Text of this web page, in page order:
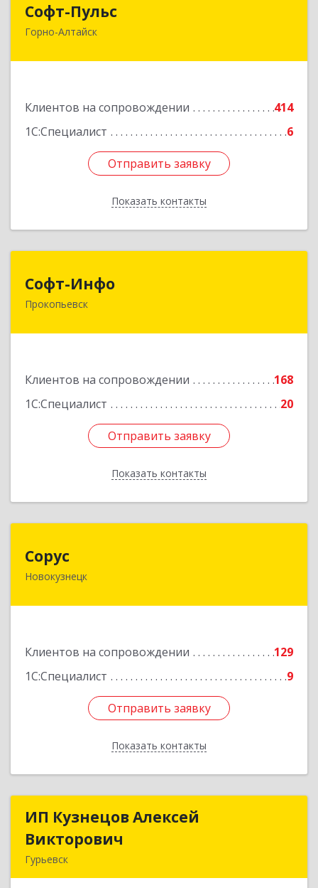
Софт-Пульс
Горно-Алтайск
Клиентов на сопровождении
414
1С:Специалист
6
Отправить заявку
Показать контакты
649006, Алтай Респ, Горно-Алтайск г,
Отправить заявку
Назад
Софт-Инфо
Прокопьевск
Клиентов на сопровождении
168
1С:Специалист
20
Отправить заявку
Показать контакты
653039, Кемеровская область - Кузбасс,
Подробнее
Отправить заявку
Назад
Сорус
Новокузнецк
Клиентов на сопровождении
129
1С:Специалист
9
Отправить заявку
Показать контакты
654005, Кемеровская область - Кузбасс,
Подробнее
Отправить заявку
Назад
ИП Кузнецов Алексей
Викторович
Гурьевск
ИП Кузнецов Алексей